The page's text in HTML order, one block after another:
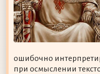
ошибочно
при осмыслении